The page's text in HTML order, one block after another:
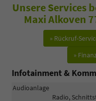
Unsere Services
Maxi Alkoven
» Rückruf-
»
Infotainment &
Audioanlage
Radio,